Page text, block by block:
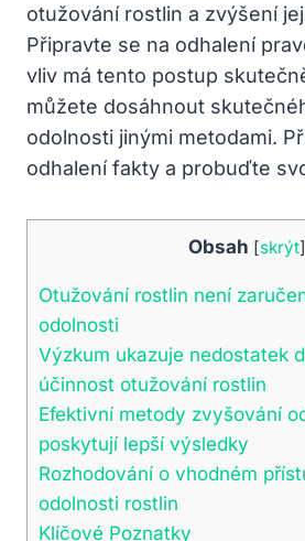
otužování rostlin a zvýšení
Připravte se na odhalení
vliv má tento postup
můžete dosáhnout
odolnosti jinými metodami.
odhalení fakty a probuďte
Obsah [skrýt]
Otužování rostlin není
odolnosti
Výzkum ukazuje nedostatek
účinnost otužování rostlin
Efektivní metody zvyšování
poskytují lepší výsledky
Rozhodování o vhodném
odolnosti rostlin
Klíčové Poznatky